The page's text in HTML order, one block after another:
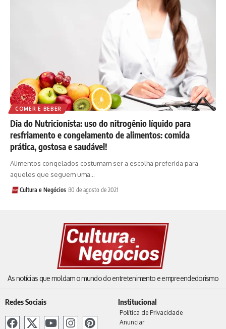
COMER E BEBER
Dia do Nutricionista: uso do nitrogênio líquido para
resfriamento e congelamento de alimentos: comida
prática, gostosa e saudável!
Alimentos congelados costumam ser a escolha preferida para
aqueles que seguem uma…
Cultura e Negócios 30 de agosto de 2021
As notícias que moldam o mundo do entretenimento e empreendedorismo
Redes Sociais Institucional
Política de Privacidade
Anunciar